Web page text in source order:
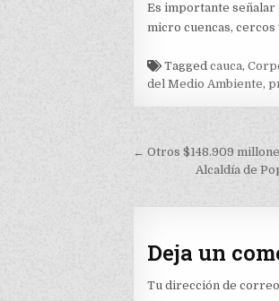
Es importante señalar
micro cuencas,
Taggedcauca,
del Medio Ambiente,
Navegación
entradas
← Otros $148.909
Alcaldía de
Deja un
Tu dirección de